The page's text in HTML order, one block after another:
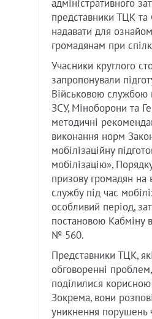
адміністративного
представники ТЦК
надавати для
громадянам при
Учасники круглого
запропонували
Військовою службою
ЗСУ, Міноборони та
методичні
виконання норм
мобілізаційну
мобілізацію»,
призову громадян на
службу під час
особливий період,
постановою Кабміну
№ 560.
Представники ТЦК,
обговоренні
поділилися
Зокрема, вони
уникнення порушень